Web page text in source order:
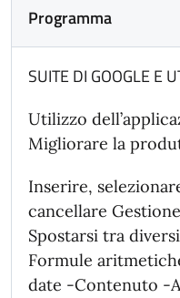
Programma
SUITE DI GOOGLE E
Utilizzo
Migliorare la
Inserire,
cancellare
Spostarsi tra
Formule
date -Contenuto -